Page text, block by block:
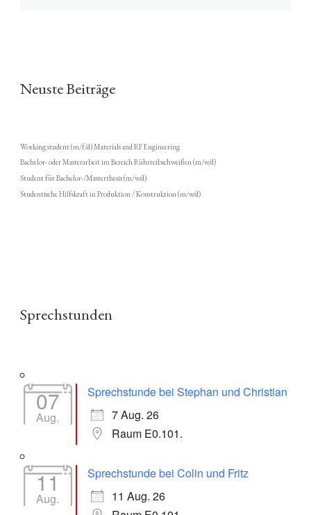
Neuste Beiträge
Working student (m/f/d) Materials and RF Engineering
Bachelor- oder Masterarbeit im Bereich Rührreibschweißen (m/w/d)
Student für Bachelor-/Masterthesis (m/w/d)
Studentische Hilfskraft in Produktion / Konstruktion (m/w/d)
Sprechstunden
07
Aug.
Sprechstunde bei Stephan und Christian
7 Aug. 26
Raum E0.101.
11
Aug.
Sprechstunde bei Colin und Fritz
11 Aug. 26